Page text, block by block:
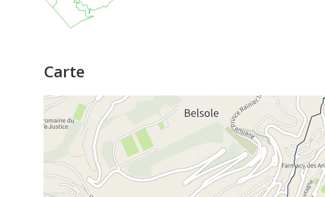
Carte